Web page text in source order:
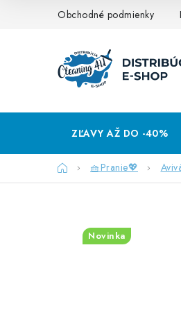
Obchodné podmienky
ZĽAVY AŽ DO -40%
Domov🧺Pranie💖
Novinka